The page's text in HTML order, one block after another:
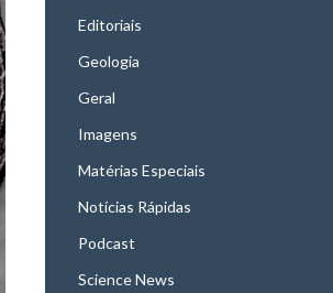
Editoriais
Geologia
Geral
Imagens
Matérias Especiais
Notícias Rápidas
Podcast
Science News